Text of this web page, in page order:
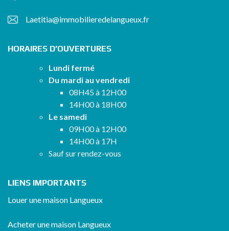
Laetitia@immobilieredelangueux.fr
HORAIRES D’OUVERTURES
Lundi fermé
Du mardi au vendredi
08H45 à 12H00
14H00 à 18H00
Le samedi
09H00 à 12H00
14H00 à 17H
Sauf sur rendez-vous
LIENS IMPORTANTS
Louer une maison Langueux
Acheter une maison Langueux